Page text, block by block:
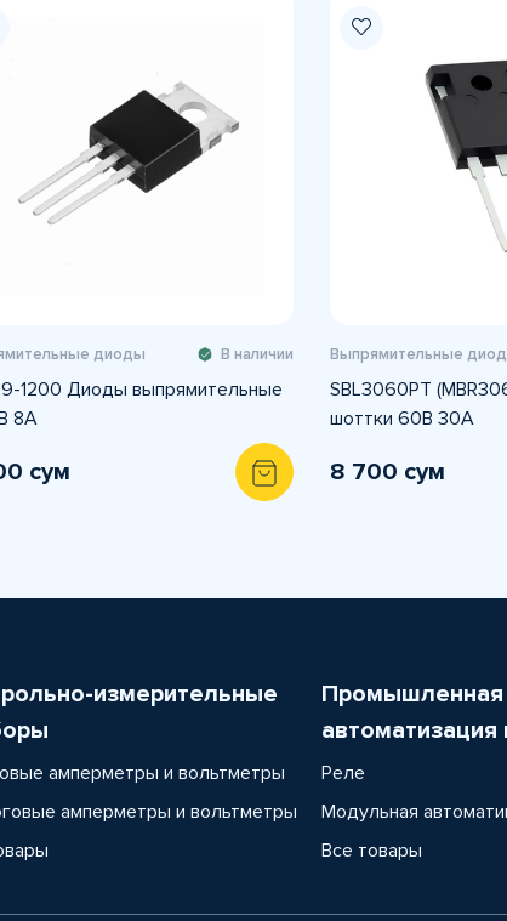
диоды В наличии
1200 Диоды выпрямительные
8А
сум
Выпрямительные
SBL3060PT
шоттки 60В 30А
8 700 сум
измерительные
амперметры и вольтметры
амперметры и вольтметры
Промышленная
автоматизация
Реле
Модульная
Все товары